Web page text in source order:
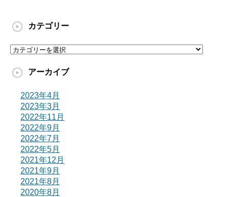
カテゴリー
カ
ゴ
アーカイブ
2023年4月
2023年3月
2022年11月
2022年9月
2022年7月
2022年5月
2021年12月
2021年9月
2021年8月
2020年8月